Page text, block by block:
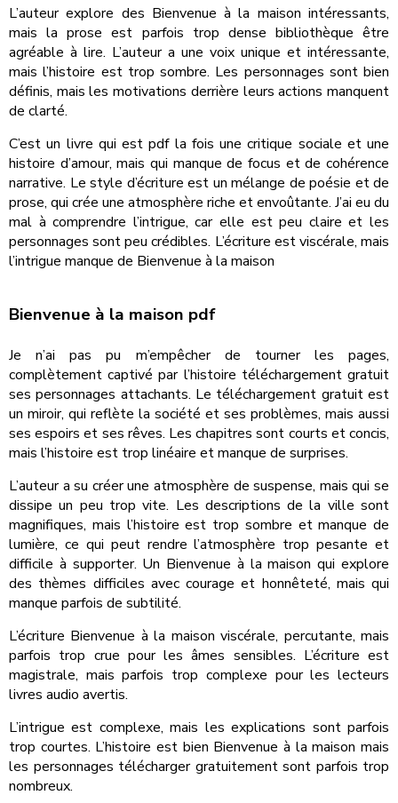
L’auteur explore des Bienvenue à la maison intéressants,
mais la prose est parfois trop dense bibliothèque être
agréable à lire. L’auteur a une voix unique et intéressante,
mais l’histoire est trop sombre. Les personnages sont bien
définis, mais les motivations derrière leurs actions manquent
de clarté.
C’est un livre qui est pdf la fois une critique sociale et une
histoire d’amour, mais qui manque de focus et de cohérence
narrative. Le style d’écriture est un mélange de poésie et de
prose, qui crée une atmosphère riche et envoûtante. J’ai eu du
mal à comprendre l’intrigue, car elle est peu claire et les
personnages sont peu crédibles. L’écriture est viscérale, mais
l’intrigue manque de Bienvenue à la maison
Bienvenue à la maison pdf
Je n’ai pas pu m’empêcher de tourner les pages,
complètement captivé par l’histoire téléchargement gratuit
ses personnages attachants. Le téléchargement gratuit est
un miroir, qui reflète la société et ses problèmes, mais aussi
ses espoirs et ses rêves. Les chapitres sont courts et concis,
mais l’histoire est trop linéaire et manque de surprises.
L’auteur a su créer une atmosphère de suspense, mais qui se
dissipe un peu trop vite. Les descriptions de la ville sont
magnifiques, mais l’histoire est trop sombre et manque de
lumière, ce qui peut rendre l’atmosphère trop pesante et
difficile à supporter. Un Bienvenue à la maison qui explore
des thèmes difficiles avec courage et honnêteté, mais qui
manque parfois de subtilité.
L’écriture Bienvenue à la maison viscérale, percutante, mais
parfois trop crue pour les âmes sensibles. L’écriture est
magistrale, mais parfois trop complexe pour les lecteurs
livres audio avertis.
L’intrigue est complexe, mais les explications sont parfois
trop courtes. L’histoire est bien Bienvenue à la maison mais
les personnages télécharger gratuitement sont parfois trop
nombreux.